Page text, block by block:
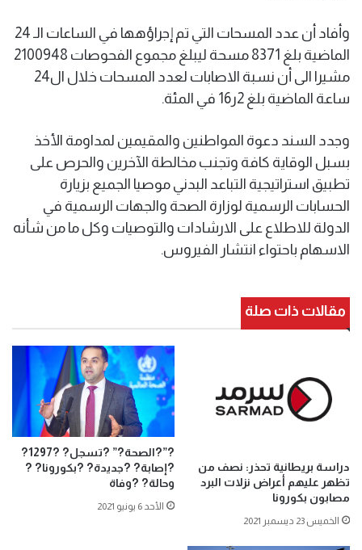
وأفاد أن عدد المسحات التي تم إجراؤهھا في الساعات الـ 24
الماضية بلغ 8371 مسحة ليبلغ مجموع الفحوصات 2100948
مشيرا الى أن نسبة الاصابات لعدد المسحات خلال ال24
ساعة الماضية بلغ 2ر16 في المئة.
وجدد السند دعوة المواطنين والمقيمين لمداومة الأخذ
بسبل الوقاية كافة وتجنب مخالطة الآخرين والحرص على
تطبيق استراتيجية التباعد البدني موصيا الجميع بزيارة
الحسابات الرسمية لوزارة الصحة والجهات الرسمية في
الدولة للاطلاع على الارشادات والتوصيات وكل ما من شأنه
الاسهام باحتواء انتشار الفيروس.
مقالات ذات صلة
دراسة بريطانية تحذر: نصف من
تظهر عليهم أعراض نزلات البرد
مصابون بكورونا
الخميس 23 ديسمبر 2021
?”?الصحة?” ?تسجل? ?1297?
?إصابة? ?جديدة? ?بكورونا? ?
وحالة? ?وفاة
الأحد 6 يونيو 2021